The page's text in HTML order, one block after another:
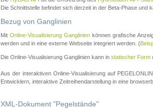
Die Schnittstelle befindet sich derzeit in der Beta-Phase und
Bezug von Ganglinien
MitOnline-Visualisierung Ganglinien können grafische
werden und in eine externe Webseite integriert werden. (
Die Online-Visualisierung Ganglinien kann in statischer Form
Aus der interaktiven Online-Visualisierung auf
Entwicklern, interaktive Zeitreihendarstellung in eine
XML-Dokument "Pegelstände"